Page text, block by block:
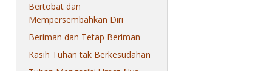
Bertobat dan
Mempersembahkan Diri
Beriman dan Tetap Beriman
Kasih Tuhan tak Berkesudahan